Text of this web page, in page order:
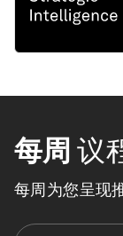
每周 议
每周为您呈现